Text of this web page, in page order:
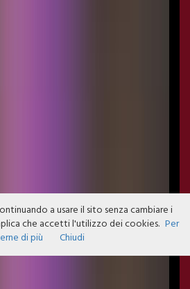
a usare il sito senza cambiare i
che accetti l'utilizzo dei cookies. Per
di più
Chiudi